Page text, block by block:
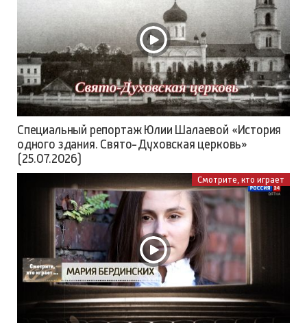
Специальный репортаж Юлии Шалаевой «История
одного здания. Свято-Духовская церковь»
(25.07.2026)
Смотрите, кто играет